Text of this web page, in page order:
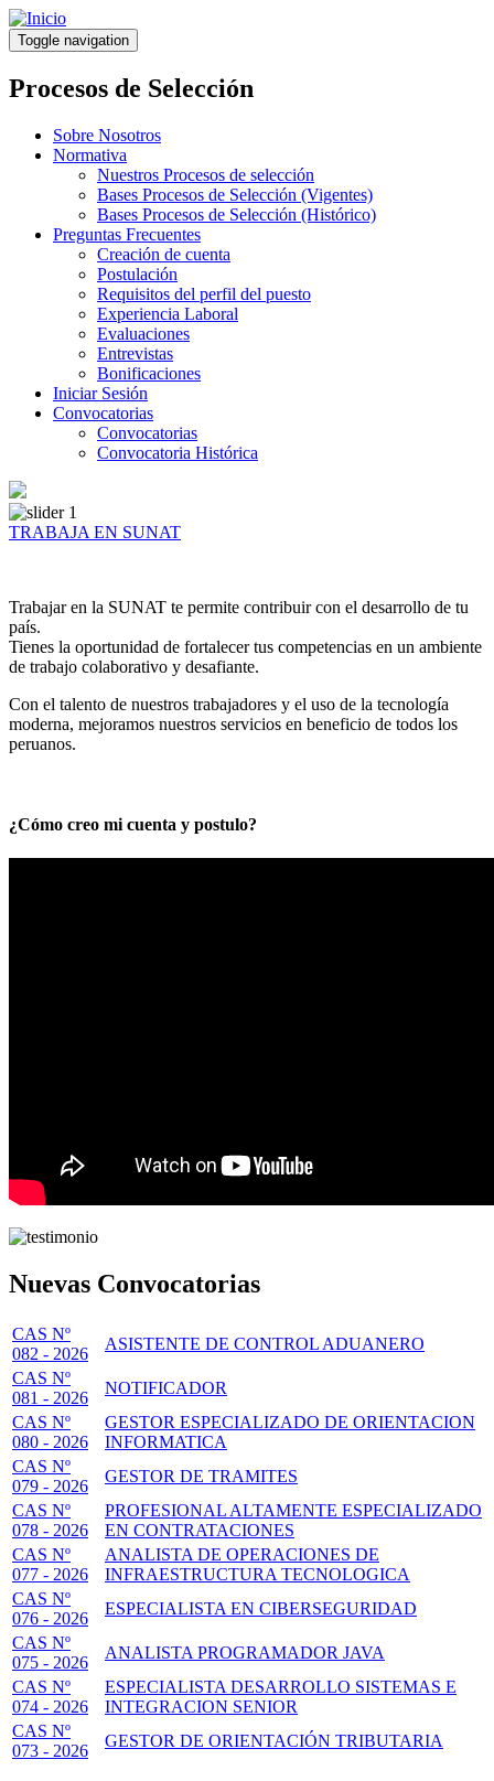
Pasar
al
contenido
principal
Toggle navigation
Procesos de Selección
Sobre Nosotros
Normativa
Nuestros Procesos de selección
Bases Procesos de Selección (Vigentes)
Bases Procesos de Selección (Histórico)
Preguntas Frecuentes
Creación de cuenta
Postulación
Requisitos del perfil del puesto
Experiencia Laboral
Evaluaciones
Entrevistas
Bonificaciones
Iniciar Sesión
Convocatorias
Convocatorias
Convocatoria Histórica
TRABAJA EN SUNAT
Trabajar en la SUNAT te permite contribuir con el desarrollo de tu
país.
Tienes la oportunidad de fortalecer tus competencias en un ambiente
de trabajo colaborativo y desafiante.
Con el talento de nuestros trabajadores y el uso de la tecnología
moderna, mejoramos nuestros servicios en beneficio de todos los
peruanos.
¿Cómo creo mi cuenta y postulo?
Nuevas Convocatorias
CAS Nº
082 - 2026
ASISTENTE DE CONTROL ADUANERO
CAS Nº
081 - 2026
NOTIFICADOR
CAS Nº
080 - 2026
GESTOR ESPECIALIZADO DE ORIENTACION
INFORMATICA
CAS Nº
079 - 2026
GESTOR DE TRAMITES
CAS Nº
078 - 2026
PROFESIONAL ALTAMENTE ESPECIALIZADO
EN CONTRATACIONES
CAS Nº
077 - 2026
ANALISTA DE OPERACIONES DE
INFRAESTRUCTURA TECNOLOGICA
CAS Nº
076 - 2026
ESPECIALISTA EN CIBERSEGURIDAD
CAS Nº
075 - 2026
ANALISTA PROGRAMADOR JAVA
CAS Nº
074 - 2026
ESPECIALISTA DESARROLLO SISTEMAS E
INTEGRACION SENIOR
CAS Nº
073 - 2026
GESTOR DE ORIENTACIÓN TRIBUTARIA